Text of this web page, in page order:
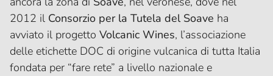
2012 il Consorzio per la Tutela del Soave ha
avviato il progetto Volcanic Wines, l’associazione
delle etichette DOC di origine vulcanica di tutta Italia
fondata per “fare rete” a livello nazionale e